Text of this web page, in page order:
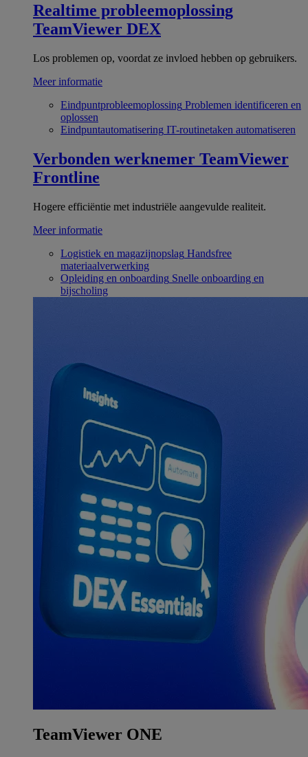
Realtime probleemoplossing
TeamViewer DEX
Los problemen op, voordat ze invloed hebben op gebruikers.
Meer informatie
Eindpuntprobleemoplossing Problemen identificeren en
oplossen
Eindpuntautomatisering IT-routinetaken automatiseren
Verbonden werknemer TeamViewer
Frontline
Hogere efficiëntie met industriële aangevulde realiteit.
Meer informatie
Logistiek en magazijnopslag Handsfree
materiaalverwerking
Opleiding en onboarding Snelle onboarding en
bijscholing
TeamViewer ONE